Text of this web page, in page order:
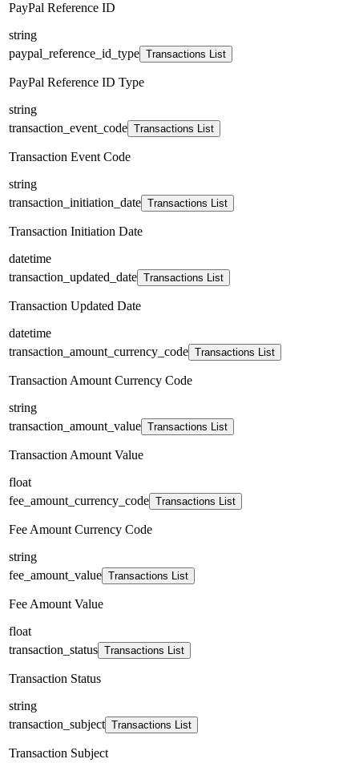
PayPal Reference ID
string
paypal_reference_id_type Transactions List
PayPal Reference ID Type
string
transaction_event_code Transactions List
Transaction Event Code
string
transaction_initiation_date Transactions List
Transaction Initiation Date
datetime
transaction_updated_date Transactions List
Transaction Updated Date
datetime
transaction_amount_currency_code Transactions List
Transaction Amount Currency Code
string
transaction_amount_value Transactions List
Transaction Amount Value
float
fee_amount_currency_code Transactions List
Fee Amount Currency Code
string
fee_amount_value Transactions List
Fee Amount Value
float
transaction_status Transactions List
Transaction Status
string
transaction_subject Transactions List
Transaction Subject